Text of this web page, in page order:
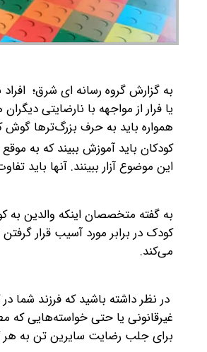
به گزارش گروه رسانه ای شرق؛
یا فرار از مواجهه با نارضایتی
همواره باید به حرف بزرگ‌ترها
کودکان باید آموزش ببیند که به
این موضوع آزار ببینند. آنها باید
به گفته متخصصان اینکه والدین به
کودک در برابر مورد آسیب‌ قرار
می‌کند.
در نظر داشته باشید که فرزند شما
غیرقانونی یا حتی خواسته‌هایی که
برای جلب رضایت سایرین تن به هر